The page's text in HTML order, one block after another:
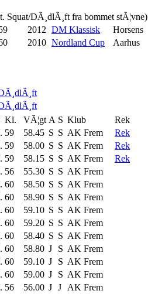
DÃ¸dlÃ¸ft fra bommet stÃ¦vne)
2012 DM Klassisk
Horsens
2010 Nordland Cup Aarhus
Kl. VÃ¦gt A S Klub
Rek
59 58.45 S S AK Frem
Rek
59 58.00 S S AK Frem
Rek
59 58.15 S S AK Frem
Rek
56 55.30 S S AK Frem
60 58.50 S S AK Frem
60 58.90 S S AK Frem
60 59.10 S S AK Frem
60 59.20 S S AK Frem
60 58.40 S S AK Frem
60 58.80 J S AK Frem
60 59.10 J S AK Frem
60 59.00 J S AK Frem
56 56.00 J J
AK Frem